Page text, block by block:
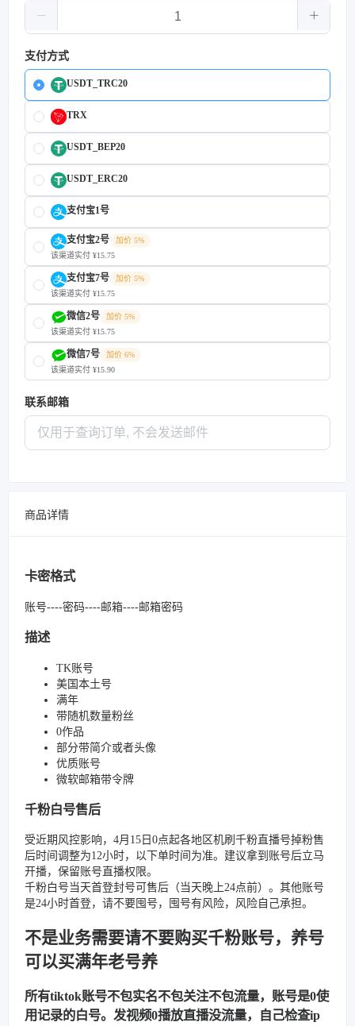
支付方式
USDT_TRC20
TRX
USDT_BEP20
USDT_ERC20
支付宝1号
支付宝2号
加价 5%
该渠道实付 ¥15.75
支付宝7号
加价 5%
该渠道实付 ¥15.75
微信2号
加价 5%
该渠道实付 ¥15.75
微信7号
加价 6%
该渠道实付 ¥15.90
联系邮箱
商品详情
卡密格式
账号----密码----邮箱----邮箱密码
描述
TK账号
美国本土号
满年
带随机数量粉丝
0作品
部分带简介或者头像
优质账号
微软邮箱带令牌
千粉白号售后
受近期风控影响，4月15日0点起各地区机刷千粉直播号掉粉售
后时间调整为12小时，以下单时间为准。建议拿到账号后立马
开播，保留账号直播权限。
千粉白号当天首登封号可售后（当天晚上24点前）。其他账号
是24小时首登，请不要囤号，囤号有风险，风险自己承担。
不是业务需要请不要购买千粉账号，养号
可以买满年老号养
所有tiktok账号不包实名不包关注不包流量，账号是0使
用记录的白号。发视频0播放直播没流量，自己检查ip